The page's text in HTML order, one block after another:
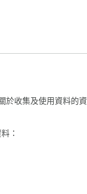
於收集及使用資料的資
：